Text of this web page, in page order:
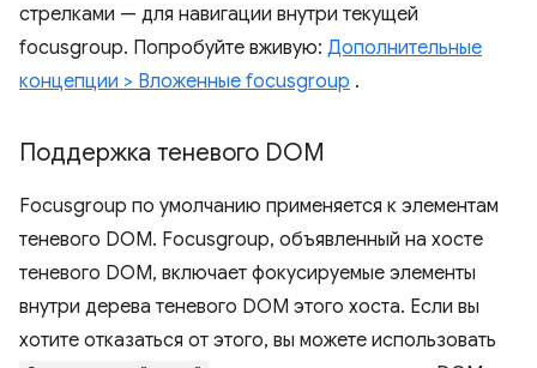
стрелками — для навигации внутри текущей
focusgroup. Попробуйте вживую: Дополнительные
концепции > Вложенные focusgroup .
Поддержка теневого DOM
Focusgroup по умолчанию применяется к элементам
теневого DOM. Focusgroup, объявленный на хосте
теневого DOM, включает фокусируемые элементы
внутри дерева теневого DOM этого хоста. Если вы
хотите отказаться от этого, вы можете использовать